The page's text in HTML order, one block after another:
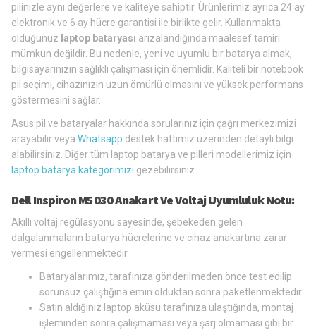
pilinizle aynı değerlere ve kaliteye sahiptir. Ürünlerimiz ayrıca 24 ay
elektronik ve 6 ay hücre garantisi ile birlikte gelir. Kullanmakta
olduğunuz laptop bataryası arızalandığında maalesef tamiri
mümkün değildir. Bu nedenle, yeni ve uyumlu bir batarya almak,
bilgisayarınızın sağlıklı çalışması için önemlidir. Kaliteli bir notebook
pil seçimi, cihazınızın uzun ömürlü olmasını ve yüksek performans
göstermesini sağlar.
Asus pil ve bataryalar hakkında sorularınız için çağrı merkezimizi
arayabilir veya Whatsapp destek hattımız üzerinden detaylı bilgi
alabilirsiniz. Diğer tüm laptop batarya ve pilleri modellerimiz için
laptop batarya kategorimizi gezebilirsiniz.
Dell Inspiron M5030 Anakart Ve Voltaj Uyumluluk Notu:
Akıllı voltaj regülasyonu sayesinde, şebekeden gelen
dalgalanmaların batarya hücrelerine ve cihaz anakartına zarar
vermesi engellenmektedir.
Bataryalarımız, tarafınıza gönderilmeden önce test edilip
sorunsuz çalıştığına emin olduktan sonra paketlenmektedir.
Satın aldığınız laptop aküsü tarafınıza ulaştığında, montaj
işleminden sonra çalışmaması veya şarj olmaması gibi bir